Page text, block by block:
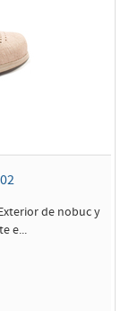
de nobuc y
e...